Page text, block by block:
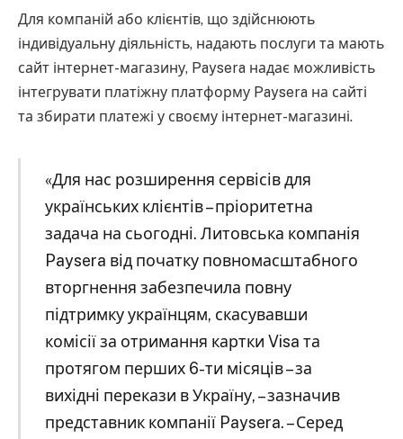
Для компаній або клієнтів, що здійснюють
індивідуальну діяльність, надають послуги та мають
сайт інтернет-магазину, Paysera надає можливість
інтегрувати платіжну платформу Paysera на сайті
та збирати платежі у своєму інтернет-магазині.
«Для нас розширення сервісів для
українських клієнтів – пріоритетна
задача на сьогодні. Литовська компанія
Paysera від початку повномасштабного
вторгнення забезпечила повну
підтримку українцям, скасувавши
комісії за отримання картки Visa та
протягом перших 6-ти місяців – за
вихідні перекази в Україну, – зазначив
представник компанії Paysera. – Серед